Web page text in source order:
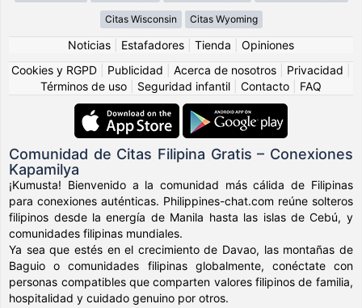
Citas Wisconsin Citas Wyoming
Noticias Estafadores Tienda
Opiniones
Cookies y RGPD
Publicidad Acerca de nosotros Privacidad
Términos de uso
Seguridad infantil Contacto FAQ
Comunidad de Citas Filipina Gratis – Conexiones
Kapamilya
¡Kumusta! Bienvenido a la comunidad más cálida de Filipinas
para conexiones auténticas. Philippines-chat.com reúne solteros
filipinos desde la energía de Manila hasta las islas de Cebú, y
comunidades filipinas mundiales.
Ya sea que estés en el crecimiento de Davao, las montañas de
Baguio o comunidades filipinas globalmente, conéctate con
personas compatibles que comparten valores filipinos de familia,
hospitalidad y cuidado genuino por otros.